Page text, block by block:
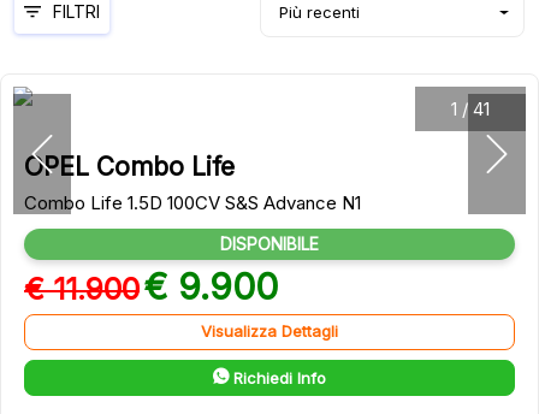
Più recenti
FILTRI
1 / 41
OPEL Combo Life
Combo Life 1.5D 100CV S&S Advance N1
DISPONIBILE
€ 11.900€ 9.900
Visualizza Dettagli
Richiedi Info